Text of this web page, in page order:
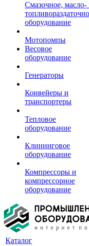
Смазочное, масло-
оборудование
Мотопомпы
Весовое
оборудование
Генераторы
Конвейеры и
транспортеры
Тепловое
оборудование
Клининговое
оборудование
Компрессоры и
компрессорное
оборудование
Каталог